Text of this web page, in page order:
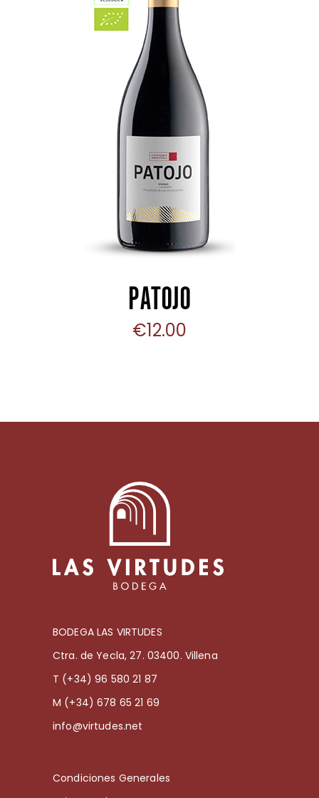
AÑADIR AL CARRITO
PATOJO
€12.00
BODEGA LAS VIRTUDES
Ctra. de Yecla, 27. 03400. Villena
T (+34) 96 580 21 87
M (+34) 678 65 21 69
info@virtudes.net
Condiciones Generales